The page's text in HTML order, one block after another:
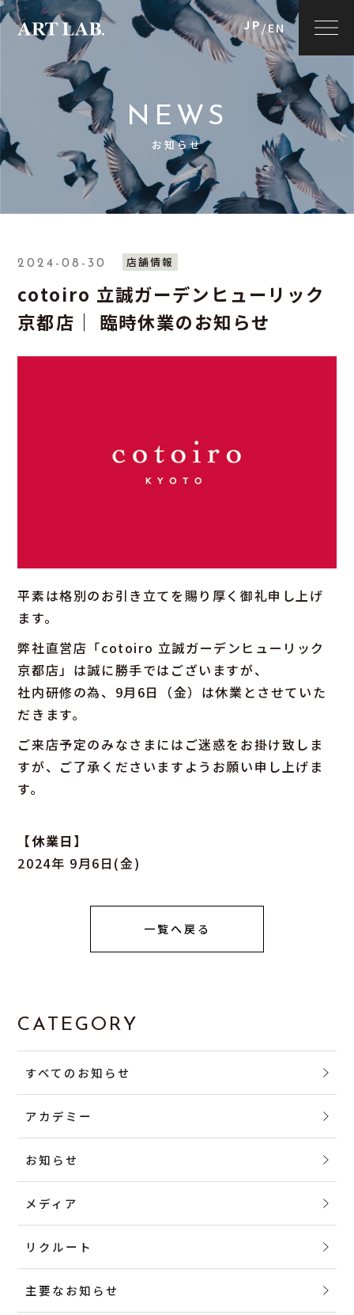
JP/EN
NEWS
お知らせ
2024-08-30 店舗情報
cotoiro 立誠ガーデンヒューリック
京都店｜ 臨時休業のお知らせ
平素は格別のお引き立てを賜り厚く御礼申し上げ
ます。
弊社直営店「cotoiro 立誠ガーデンヒューリック
京都店」は誠に勝手ではございますが、
社内研修の為、9月6日（金）は休業とさせていた
だきます。
ご来店予定のみなさまにはご迷惑をお掛け致しま
すが、ご了承くださいますようお願い申し上げま
す。
【休業日】
2024年 9月6日(金)
一覧へ戻る
CATEGORY
すべてのお知らせ
アカデミー
お知らせ
メディア
リクルート
主要なお知らせ